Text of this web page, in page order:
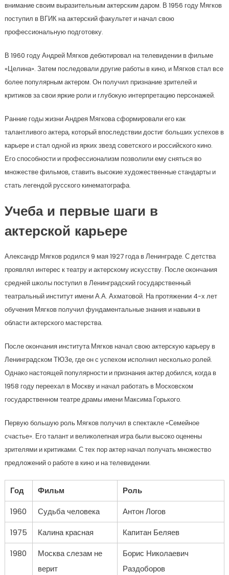
внимание своим выразительным актерским даром. В 1956 году Мягков
поступил в ВГИК на актерский факультет и начал свою
профессиональную подготовку.
В 1960 году Андрей Мягков дебютировал на телевидении в фильме
«Целина». Затем последовали другие работы в кино, и Мягков стал все
более популярным актером. Он получил признание зрителей и
критиков за свои яркие роли и глубокую интерпретацию персонажей.
Ранние годы жизни Андрея Мягкова сформировали его как
талантливого актера, который впоследствии достиг больших успехов в
карьере и стал одной из ярких звезд советского и российского кино.
Его способности и профессионализм позволили ему сняться во
множестве фильмов, ставить высокие художественные стандарты и
стать легендой русского кинематографа.
Учеба и первые шаги в
актерской карьере
Александр Мягков родился 9 мая 1927 года в Ленинграде. С детства
проявлял интерес к театру и актерскому искусству. После окончания
средней школы поступил в Ленинградский государственный
театральный институт имени А.А. Ахматовой. На протяжении 4-х лет
обучения Мягков получил фундаментальные знания и навыки в
области актерского мастерства.
После окончания института Мягков начал свою актерскую карьеру в
Ленинградском ТЮЗе, где он с успехом исполнил несколько ролей.
Однако настоящей популярности и признания актер добился, когда в
1958 году переехал в Москву и начал работать в Московском
государственном театре драмы имени Максима Горького.
Первую большую роль Мягков получил в спектакле «Семейное
счастье». Его талант и великолепная игра были высоко оценены
зрителями и критиками. С тех пор актер начал получать множество
предложений о работе в кино и на телевидении.
Год Фильм
Роль
1960
Судьба человека
Антон Логов
1975
Калина красная
Капитан Беляев
1980
Москва слезам не
верит
Борис Николаевич
Раздоборов